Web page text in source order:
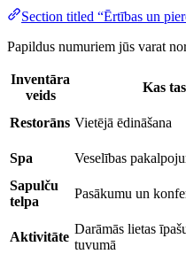
Section titled “Ērtības un
Papildus numuriem jūs varat
Inventāra
veids
Kas
Restorāns Vietējā ēdināšana
Spa
Veselības
Sapulču
telpa
Pasākumu un
Aktivitāte
Darāmās lietas
tuvumā